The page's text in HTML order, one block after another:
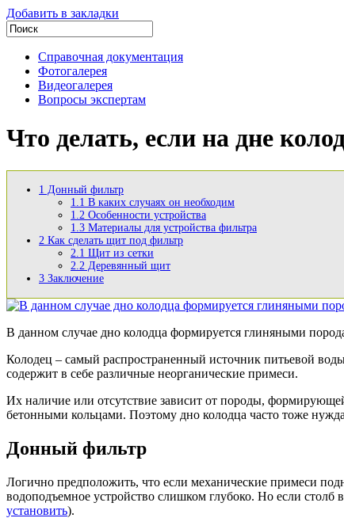
Добавить в закладки
Справочная документация
Фотогалерея
Видеогалерея
Вопросы экспертам
Что делать, если на дне
1 Донный фильтр
1.1 В каких случаях он необходим
1.2 Особенности устройства
1.3 Материалы для устройства фильтра
2 Как сделать щит под фильтр
2.1 Щит из сетки
2.2 Деревянный щит
3 Заключение
В данном случае дно колодца формируется глиняными
Колодец – самый распространенный источник питьевой
содержит в себе различные неорганические примеси.
Их наличие или отсутствие зависит от породы,
бетонными кольцами. Поэтому дно колодца часто тоже
Донный фильтр
Логично предположить, что если механические примеси
водоподъемное устройство слишком глубоко. Но если
установить).